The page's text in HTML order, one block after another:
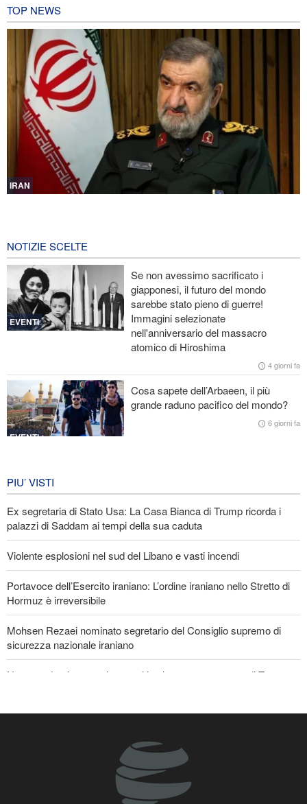
TOP NEWS
IRAN
Nota conduttrice americana critica le promesse vuote di Trump
Ex Segretario alla Guerra di Trump: «L’Iran ha il sopravvento nella
guerra»
Il prezzo del petrolio torna a salire
Stallo nei negoziati tra il governo libanese e il regime sionista
NOTIZIE SCELTE
EVENTI
Se non avessimo sacrificato i
giapponesi, il futuro del mondo
sarebbe stato pieno di guerre!
Immagini selezionate
nell'anniversario del massacro
atomico di Hiroshima
4 giorni fa
EVENTI
Cosa sapete dell’Arbaeen, il più
grande raduno pacifico del mondo?
6 giorni fa
EVENTI
PIU’ VISTI
Ex segretaria di Stato Usa: La Casa Bianca di Trump ricorda i
palazzi di Saddam ai tempi della sua caduta
Violente esplosioni nel sud del Libano e vasti incendi
Portavoce dell’Esercito iraniano: L’ordine iraniano nello Stretto di
Hormuz è irreversibile
Mohsen Rezaei nominato segretario del Consiglio supremo di
sicurezza nazionale iraniano
Nota conduttrice americana critica le promesse vuote di Trump
Il prezzo del petrolio torna a salire
Stallo nei negoziati tra il governo libanese e il regime sionista